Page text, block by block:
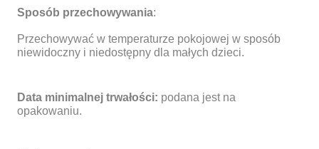
Sposób przechowywania:
Przechowywać w temperaturze pokojowej w sposób
niewidoczny i niedostępny dla małych dzieci.
Data minimalnej trwałości: podana jest na
opakowaniu.